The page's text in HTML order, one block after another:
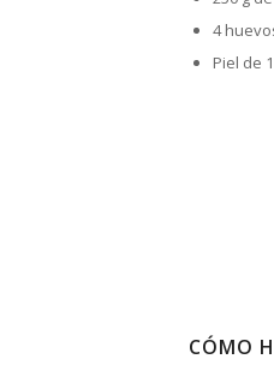
4
Piel de
CÓMO